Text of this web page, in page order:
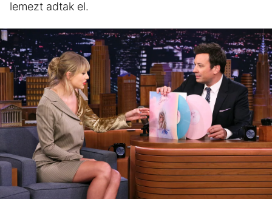
lemezt adtak el.